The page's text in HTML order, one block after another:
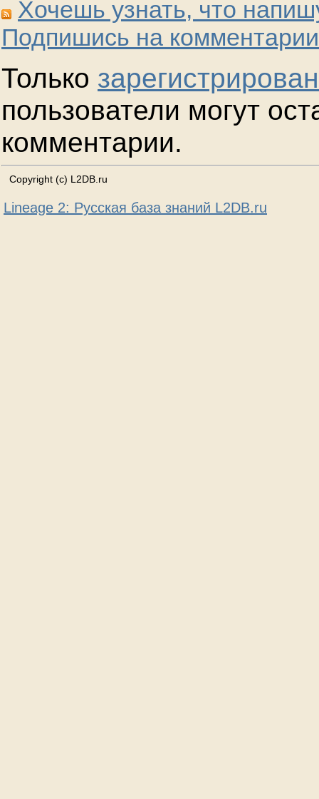
Хочешь узнать, что
Подпишись на
Только
пользователи могут
комментарии.
Copyright (c) L2DB.ru
Lineage 2: Русская база знаний L2DB.ru